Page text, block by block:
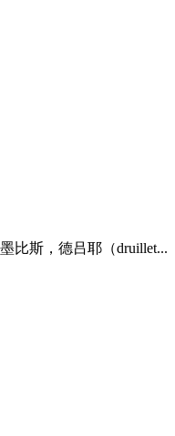
比斯，德吕耶（druillet...